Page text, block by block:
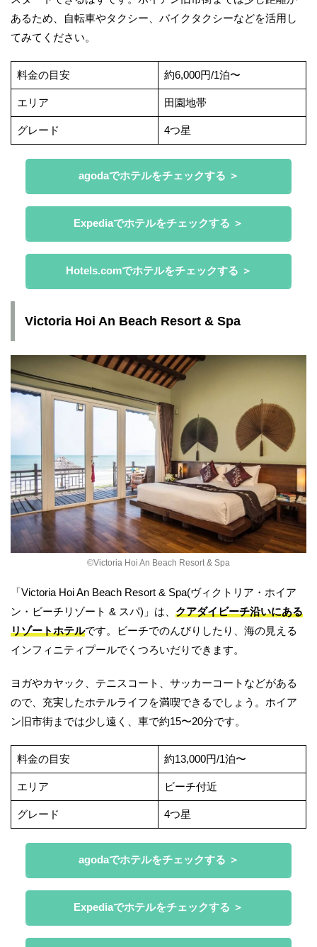
あるため、自転車やタクシー、バイクタクシーなどを活用し
てみてください。
料金の目安 約6,000円/1泊〜
エリア 田園地帯
グレード 4つ星
agodaでホテルをチェックする ＞
Expediaでホテルをチェックする ＞
Hotels.comでホテルをチェックする ＞
Victoria Hoi An Beach Resort & Spa
©︎Victoria Hoi An Beach Resort & Spa
「Victoria Hoi An Beach Resort & Spa(ヴィクトリア・ホイア
ン・ビーチリゾート & スパ)」は、 クアダイビーチ沿いにある
リゾートホテルです。ビーチでのんびりしたり、海の見える
インフィニティプールでくつろいだりできます。
ヨガやカヤック、テニスコート、サッカーコートなどがある
ので、充実したホテルライフを満喫できるでしょう。ホイア
ン旧市街までは少し遠く、車で約15〜20分です。
料金の目安 約13,000円/1泊〜
エリア ビーチ付近
グレード 4つ星
agodaでホテルをチェックする ＞
Expediaでホテルをチェックする ＞